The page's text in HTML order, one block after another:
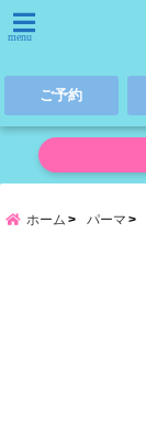
menu
ご予約
ホーム パーマ